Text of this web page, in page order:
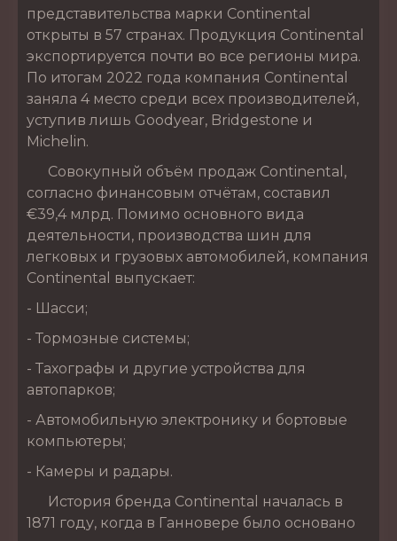
представительства марки Continental
открыты в 57 странах. Продукция Continental
экспортируется почти во все регионы мира.
По итогам 2022 года компания Continental
заняла 4 место среди всех производителей,
уступив лишь Goodyear, Bridgestone и
Michelin.
Совокупный объём продаж Continental,
согласно финансовым отчётам, составил
€39,4 млрд. Помимо основного вида
деятельности, производства шин для
легковых и грузовых автомобилей, компания
Continental выпускает:
- Шасси;
- Тормозные системы;
- Тахографы и другие устройства для
автопарков;
- Автомобильную электронику и бортовые
компьютеры;
- Камеры и радары.
История бренда Continental началась в
1871 году, когда в Ганновере было основано